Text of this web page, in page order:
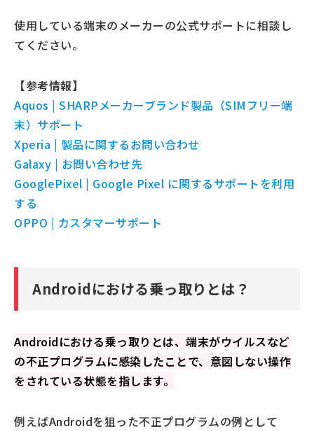
使用している端末のメーカーの公式サポートに相談し
てください。
【参考情報】
Aquos | SHARPメーカーブランド製品（SIMフリー端
末）サポート
Xperia | 製品に関するお問い合わせ
Galaxy | お問い合わせ先
GooglePixel | Google Pixel に関するサポートを利用
する
OPPO | カスタマーサポート
Androidにおける乗っ取りとは？
Androidにおける乗っ取りとは、端末がウイルスなど
の不正プログラムに感染したことで、意図しない操作
をされている状態を指します。
例えばAndroidを狙った不正プログラムの例として